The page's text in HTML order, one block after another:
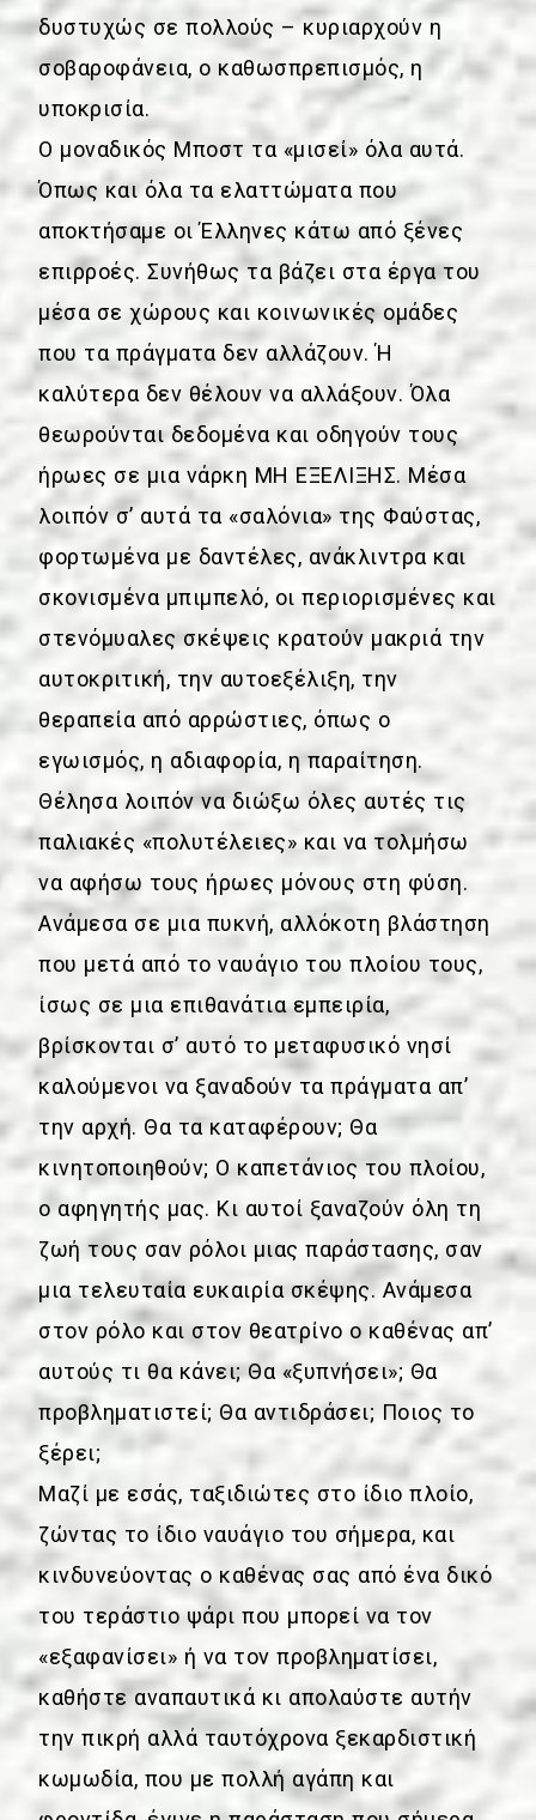
δυστυχώς σε πολλούς – κυριαρχούν η
σοβαροφάνεια, ο καθωσπρεπισμός, η
υποκρισία.
Ο μοναδικός Μποστ τα «μισεί» όλα αυτά.
Όπως και όλα τα ελαττώματα που
αποκτήσαμε οι Έλληνες κάτω από ξένες
επιρροές. Συνήθως τα βάζει στα έργα του
μέσα σε χώρους και κοινωνικές ομάδες
που τα πράγματα δεν αλλάζουν. Ή
καλύτερα δεν θέλουν να αλλάξουν. Όλα
θεωρούνται δεδομένα και οδηγούν τους
ήρωες σε μια νάρκη ΜΗ ΕΞΕΛΙΞΗΣ. Μέσα
λοιπόν σ’ αυτά τα «σαλόνια» της Φαύστας,
φορτωμένα με δαντέλες, ανάκλιντρα και
σκονισμένα μπιμπελό, οι περιορισμένες και
στενόμυαλες σκέψεις κρατούν μακριά την
αυτοκριτική, την αυτοεξέλιξη, την
θεραπεία από αρρώστιες, όπως ο
εγωισμός, η αδιαφορία, η παραίτηση.
Θέλησα λοιπόν να διώξω όλες αυτές τις
παλιακές «πολυτέλειες» και να τολμήσω
να αφήσω τους ήρωες μόνους στη φύση.
Ανάμεσα σε μια πυκνή, αλλόκοτη βλάστηση
που μετά από το ναυάγιο του πλοίου τους,
ίσως σε μια επιθανάτια εμπειρία,
βρίσκονται σ’ αυτό το μεταφυσικό νησί
καλούμενοι να ξαναδούν τα πράγματα απ’
την αρχή. Θα τα καταφέρουν; Θα
κινητοποιηθούν; Ο καπετάνιος του πλοίου,
ο αφηγητής μας. Κι αυτοί ξαναζούν όλη τη
ζωή τους σαν ρόλοι μιας παράστασης, σαν
μια τελευταία ευκαιρία σκέψης. Ανάμεσα
στον ρόλο και στον θεατρίνο ο καθένας απ’
αυτούς τι θα κάνει; Θα «ξυπνήσει»; Θα
προβληματιστεί; Θα αντιδράσει; Ποιος το
ξέρει;
Μαζί με εσάς, ταξιδιώτες στο ίδιο πλοίο,
ζώντας το ίδιο ναυάγιο του σήμερα, και
κινδυνεύοντας ο καθένας σας από ένα δικό
του τεράστιο ψάρι που μπορεί να τον
«εξαφανίσει» ή να τον προβληματίσει,
καθήστε αναπαυτικά κι απολαύστε αυτήν
την πικρή αλλά ταυτόχρονα ξεκαρδιστική
κωμωδία, που με πολλή αγάπη και